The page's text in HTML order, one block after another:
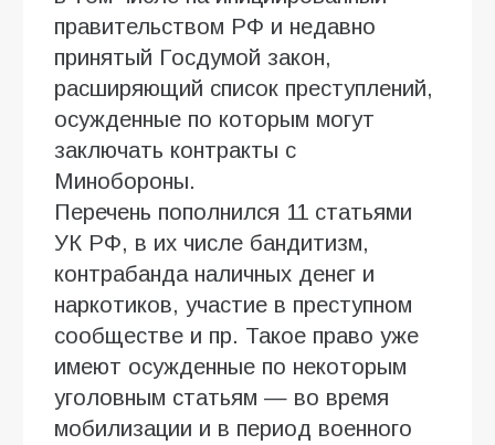
правительством РФ и недавно
принятый Госдумой закон,
расширяющий список преступлений,
осужденные по которым могут
заключать контракты с
Минобороны.
Перечень пополнился 11 статьями
УК РФ, в их числе бандитизм,
контрабанда наличных денег и
наркотиков, участие в преступном
сообществе и пр. Такое право уже
имеют осужденные по некоторым
уголовным статьям — во время
мобилизации и в период военного